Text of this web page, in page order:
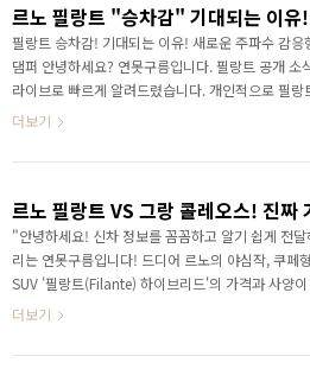
필랑트 승차감! 기대되는 이유! 새로운 주파수 감응
댐퍼 안녕하세요? 연못구름입니다. 필랑트 공개 소
라이브로 빠르게 알려드렸습니다. 개인적으로 필랑
기대하는 이유는 그랑 콜레오스와 동일한 플랫폼이
스 2열 승차감은 조금 단단한 느낌이라고 알려드렸
점 가서 직접 흔들어 봤어요! 많이 다른데? #주파수
형댐퍼 #renault #하이브리드 #오로라2
#Flante&nbsp;&nbsp;"> 그랑 콜레오스에 없는
수 감응형 댐퍼자동차에서 승차감을 결정하는 부품
하는 주파수 감응형 댐퍼가 새롭게 적용되었습니다.
기..
더보기
"안녕하세요! 신차 정보를 꼼꼼하고 알기 쉽게 전달
리는 연못구름입니다! 드디어 르노의 야심작, 쿠페형
SUV '필랑트(Filante) 하이브리드'의 가격과 사양
되었습니다. 많은 분들이 그랑 콜레오스의 형제 모델
가격표를 바탕으로 '테크노', '아이코닉', '에스프리
더보기